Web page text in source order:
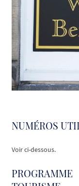
NUMÉROS
Voir ci-dessous.
PROGRAMME